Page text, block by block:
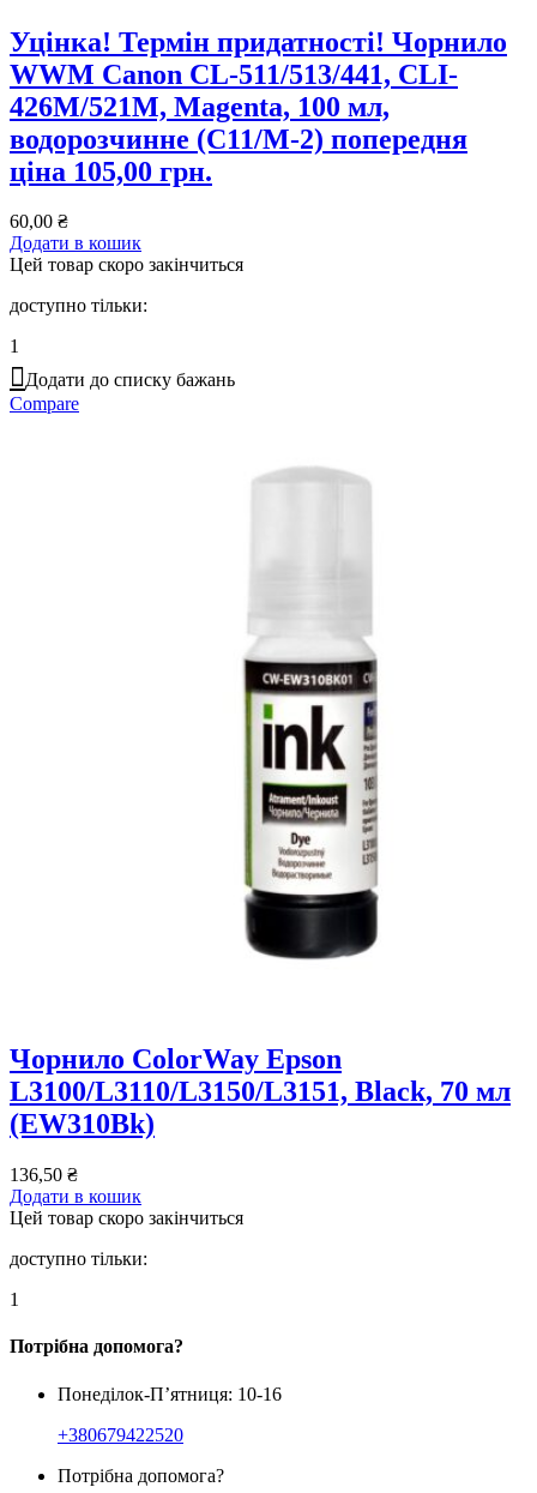
Уцінка! Термін придатності! Чорнило
WWM Canon CL-511/513/441, CLI-
426M/521M, Magenta, 100 мл,
водорозчинне (C11/M-2) попередня
ціна 105,00 грн.
60,00 ₴
Додати в кошик
Цей товар скоро закінчиться
доступно тільки:
1
Додати до списку бажань
Compare
Чорнило ColorWay Epson
L3100/L3110/L3150/L3151, Black, 70 мл
(EW310Bk)
136,50 ₴
Додати в кошик
Цей товар скоро закінчиться
доступно тільки:
1
Потрібна допомога?
Понеділок-П’ятниця: 10-16
+380679422520
Потрібна допомога?